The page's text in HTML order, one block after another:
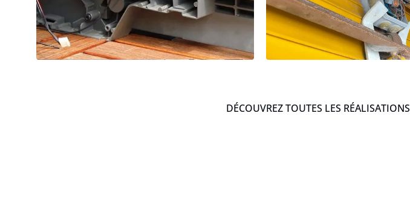
DÉCOUVREZ TOUTES LES RÉALISATIONS